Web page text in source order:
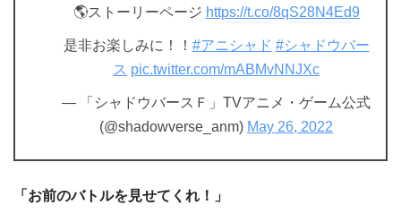
🌎ストーリーページ https://t.co/8qS28N4Ed9
是非お楽しみに！！ #アニシャド #シャドウバー
ス pic.twitter.com/mABMvNNJXc
— 「シャドウバースＦ」TVアニメ・ゲーム公式
(@shadowverse_anm) May 26, 2022
「お前のバトルを見せてくれ！」